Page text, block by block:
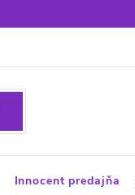
Innocent predajňa